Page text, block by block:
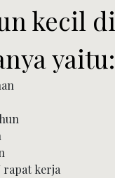
kecil di
yaitu:
rapat kerja